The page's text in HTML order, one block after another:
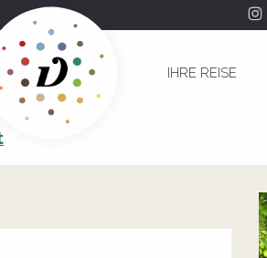
IHRE REISE
Saint-Céré
- Festival de Saint-